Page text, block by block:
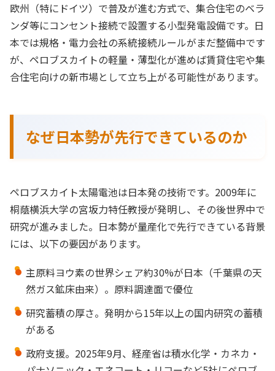
欧州（特にドイツ）で普及が進む方式で、集合住宅のベラ
ンダ等にコンセント接続で設置する小型発電設備です。日
本では規格・電力会社の系統接続ルールがまだ整備中です
が、ペロブスカイトの軽量・薄型化が進めば賃貸住宅や集
合住宅向けの新市場として立ち上がる可能性があります。
なぜ日本勢が先行できているのか
ペロブスカイト太陽電池は日本発の技術です。2009年に
桐蔭横浜大学の宮坂力特任教授が発明し、その後世界中で
研究が進みました。日本勢が量産化で先行できている背景
には、以下の要因があります。
主原料ヨウ素の世界シェア約30%が日本（千葉県の天
然ガス鉱床由来）。原料調達面で優位
研究蓄積の厚さ。発明から15年以上の国内研究の蓄積
がある
政府支援。2025年9月、経産省は積水化学・カネカ・